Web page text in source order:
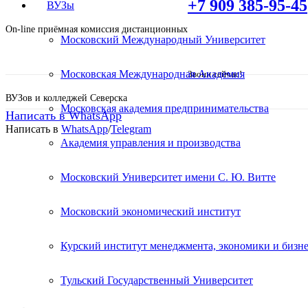
On-line приёмная комиссия дистанционных
ВУЗов и колледжей Северска
+7 909 385-95-45
Звони сейчас!
ВУЗы
Московский Международный Университет
Московская Международная Академия
Московская академия предпринимательства
Академия управления и производства
Московский Университет имени С. Ю. Витте
Московский экономический институт
Курский институт менеджмента, экономики и
Тульский Государственный Университет
Написать в WhatsApp
Написать в WhatsApp/Telegram
Высшее образование –
Дистанционное обучение!
Поступите в престижный ВУЗ не выходя из
Специальные условия обучения для жителей